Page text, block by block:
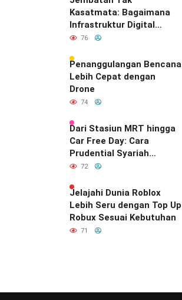
Kasatmata: Bagaimana
Infrastruktur Digital
Diam-Diam
Hubungan Indonesia–
India
76
Penanggulangan Bencana
Lebih Cepat dengan
Drone
74
Dari Stasiun MRT hingga
Car Free Day: Cara
Prudential Syariah
Merayakan yang Nomor
Indonesia
72
Jelajahi Dunia Roblox
Lebih Seru dengan Top Up
Robux Sesuai Kebutuhan
71